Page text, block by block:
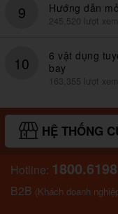
9 Hướng dẫn
245,520 lượt xem
10
6 vật dụng
bay
163,355 lượt xem
HỆ THỐNG
Hotline: 1800.6198
B2B (Khách doanh